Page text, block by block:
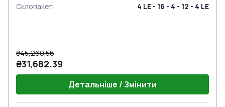
Склопакет: 4 LE - 16 - 4 - 12 - 4 LE
₴45,260.56
₴31,682.39
Детальніше / Змінити